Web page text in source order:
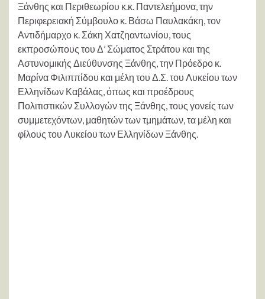
Ξάνθης και Περιθεωρίου κ.κ. Παντελεήμονα, την
Περιφερειακή Σύμβουλο κ. Βάσω Παυλακάκη, τον
Αντιδήμαρχο κ. Σάκη Χατζηαντωνίου, τους
εκπροσώπους του Δ’ Σώματος Στράτου και της
Αστυνομικής Διεύθυνσης Ξάνθης, την Πρόεδρο κ.
Μαρίνα Φιλιππίδου και μέλη του Δ.Σ. του Λυκείου των
Ελληνίδων Καβάλας, όπως και προέδρους
Πολιτιστικών Συλλογών της Ξάνθης, τους γονείς των
συμμετεχόντων, μαθητών των τμημάτων, τα μέλη και
φίλους του Λυκείου των Ελληνίδων Ξάνθης.